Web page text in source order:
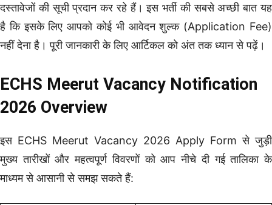
दस्तावेजों की सूची प्रदान कर रहे हैं। इस भर्ती की सबसे अच्छी बात यह
है कि इसके लिए आपको कोई भी आवेदन शुल्क (Application Fee)
नहीं देना है। पूरी जानकारी के लिए आर्टिकल को अंत तक ध्यान से पढ़ें।
ECHS Meerut Vacancy Notification
2026 Overview
इस ECHS Meerut Vacancy 2026 Apply Form से जुड़ी
मुख्य तारीखों और महत्वपूर्ण विवरणों को आप नीचे दी गई तालिका के
माध्यम से आसानी से समझ सकते हैं: